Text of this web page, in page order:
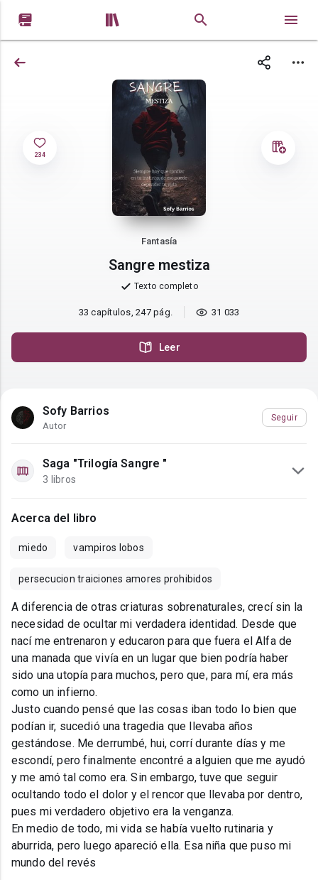
 
234
Fantasía
Sangre mestiza
Texto completo
33 capítulos, 247 pág. 31 033
Leer
Sofy Barrios
Autor
Seguir
Saga "Trilogía Sangre "
3 libros
Acerca del libro
miedo vampiros lobos
persecucion traiciones amores prohibidos
A diferencia de otras criaturas sobrenaturales, crecí sin la
necesidad de ocultar mi verdadera identidad. Desde que
nací me entrenaron y educaron para que fuera el Alfa de
una manada que vivía en un lugar que bien podría haber
sido una utopía para muchos, pero que, para mí, era más
como un infierno.
Justo cuando pensé que las cosas iban todo lo bien que
podían ir, sucedió una tragedia que llevaba años
gestándose. Me derrumbé, hui, corrí durante días y me
escondí, pero finalmente encontré a alguien que me ayudó
y me amó tal como era. Sin embargo, tuve que seguir
ocultando todo el dolor y el rencor que llevaba por dentro,
pues mi verdadero objetivo era la venganza.
En medio de todo, mi vida se había vuelto rutinaria y
aburrida, pero luego apareció ella. Esa niña que puso mi
mundo del revés